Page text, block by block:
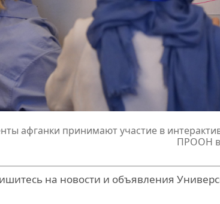
афганки принимают участие в
ПРООН в
на новости и объявления